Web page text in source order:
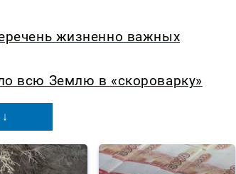
жизненно важных
всю Землю в «скороварку»